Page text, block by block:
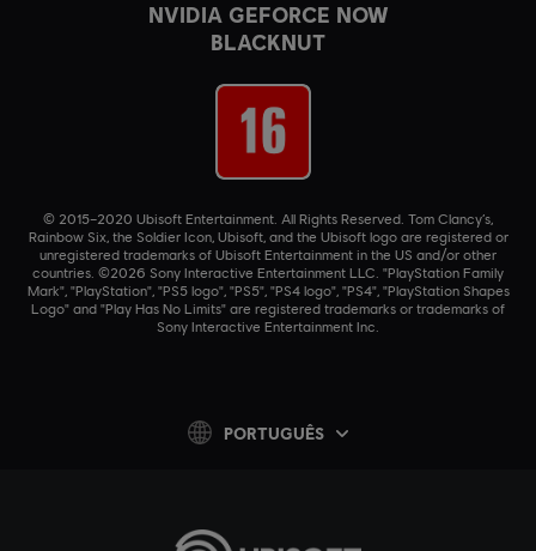
NVIDIA GEFORCE NOW
BLACKNUT
© 2015–2020 Ubisoft Entertainment. All Rights Reserved. Tom Clancy’s,
Rainbow Six, the Soldier Icon, Ubisoft, and the Ubisoft logo are registered or
unregistered trademarks of Ubisoft Entertainment in the US and/or other
countries. ©2026 Sony Interactive Entertainment LLC. "PlayStation Family
Mark", "PlayStation", "PS5 logo", "PS5", "PS4 logo", "PS4", "PlayStation Shapes
Logo" and "Play Has No Limits" are registered trademarks or trademarks of
Sony Interactive Entertainment Inc.
PORTUGUÊS